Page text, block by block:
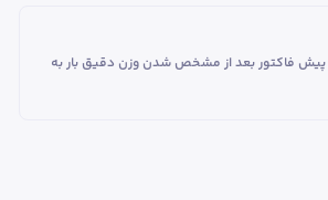
پیش فاکتور بعد از مشخص شدن وزن دقیق بار به